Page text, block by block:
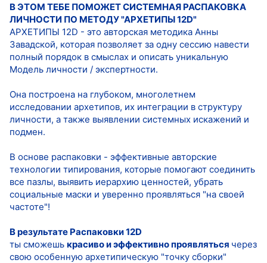
В ЭТОМ ТЕБЕ ПОМОЖЕТ СИСТЕМНАЯ РАСПАКОВКА
ЛИЧНОСТИ ПО МЕТОДУ "АРХЕТИПЫ 12D"
АРХЕТИПЫ 12D - это авторская методика Анны
Завадской, которая позволяет за одну сессию навести
полный порядок в смыслах и описать уникальную
Модель личности / экспертности.
Она построена на глубоком, многолетнем
исследовании архетипов, их интеграции в структуру
личности, а также выявлении системных искажений и
подмен.
В основе распаковки - эффективные авторские
технологии типирования, которые помогают соединить
все пазлы, выявить иерархию ценностей, убрать
социальные маски и уверенно проявляться "на своей
частоте"!
В результате Распаковки 12D
ты сможешь красиво и эффективно проявляться через
свою особенную архетипическую "точку сборки"